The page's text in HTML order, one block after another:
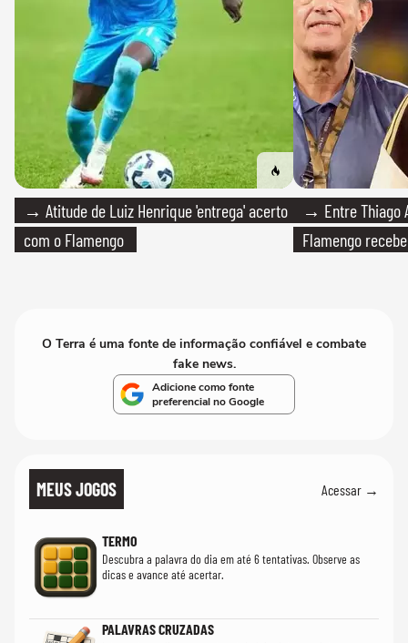
→ Atitude de Luiz Henrique 'entrega' acerto
com o Flamengo
→ Entre Thiago
Flamengo
O Terra é uma fonte de informação confiável e combate
fake news.
Adicione como fonte
preferencial no Google
MEUS JOGOS Acessar →
TERMO
Descubra a palavra do dia em até 6 tentativas. Observe as
dicas e avance até acertar.
PALAVRAS CRUZADAS